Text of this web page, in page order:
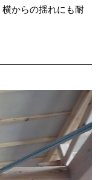
からの揺れにも耐